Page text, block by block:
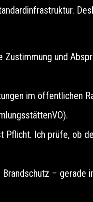
Zustimmung und
im öffentlichen
Pflicht. Ich prüfe, ob
– gerade